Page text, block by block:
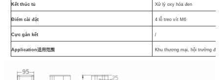
Kết thúc tủ Xử lý oxy hóa đen
Điểm cài đặt 4 lỗ treo vít M6
Cực gắn kết /
Application适用范围 Khu thương mại, hội trường